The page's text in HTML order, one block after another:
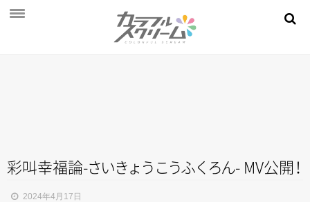
MOVIE
AUDITION
彩叫幸福論-さいきょ う こ うふく ろん- MV公開！
2024年4月17日